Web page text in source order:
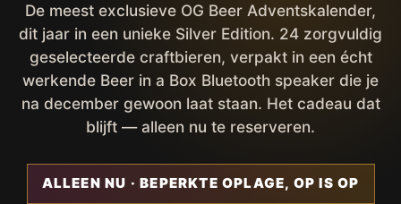
De meest exclusieve OG Beer Adventskalender,
dit jaar in een unieke Silver Edition. 24 zorgvuldig
geselecteerde craftbieren, verpakt in een écht
werkende Beer in a Box Bluetooth speaker die je
na december gewoon laat staan. Het cadeau dat
blijft — alleen nu te reserveren.
ALLEEN NU · BEPERKTE OPLAGE, OP IS OP